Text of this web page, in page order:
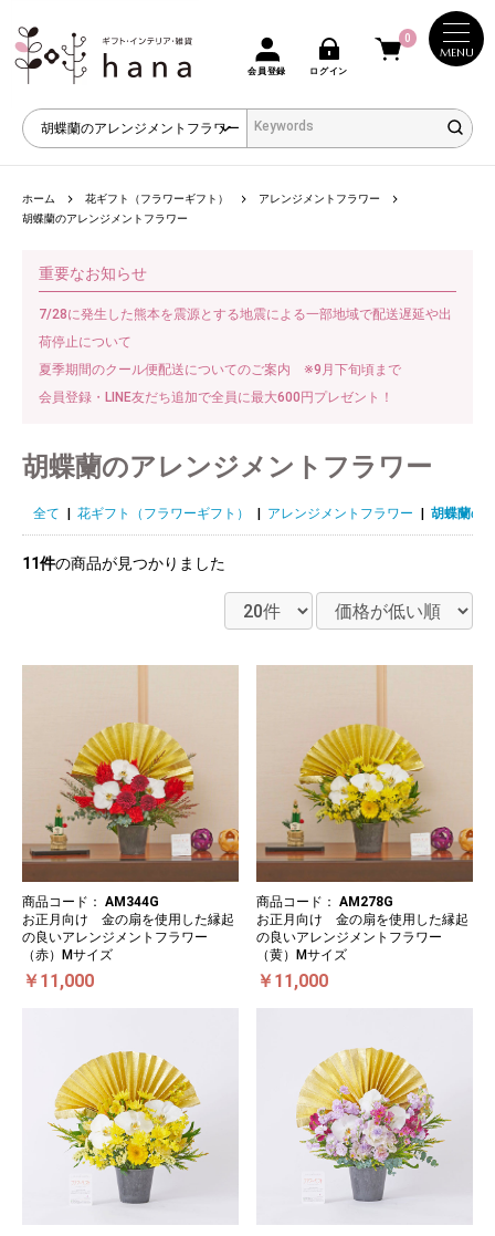
MENU
会員登録 ログイン
0
ホーム 花ギフト（フラワーギフト）
アレンジメントフラワー
胡蝶蘭のアレンジメントフラワー
重要なお知らせ
7/28に発生した熊本を震源とする地震による一部地域で配送遅延や出
荷停止について
夏季期間のクール便配送についてのご案内 ※9月下旬頃まで
会員登録・LINE友だち追加で全員に最大600円プレゼント！
胡蝶蘭のアレンジメントフラワー
全て 花ギフト（フラワーギフト） アレンジメントフラワー 胡蝶蘭の
11件の商品が見つかりました
商品コード： AM344G
お正月向け 金の扇を使用した縁起
の良いアレンジメントフラワー
（赤）Mサイズ
￥11,000
商品コード： AM278G
お正月向け 金の扇を使用した縁起
の良いアレンジメントフラワー
（黄）Mサイズ
￥11,000